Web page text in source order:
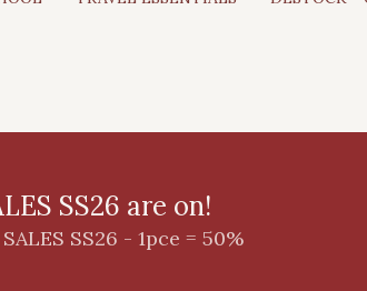
SS26 are on!
SS26 - 1pce = 50%